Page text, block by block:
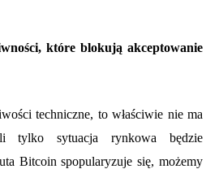
które blokują akceptowanie
techniczne, to właściwie nie ma
tylko sytuacja rynkowa będzie
Bitcoin spopularyzuje się, możemy